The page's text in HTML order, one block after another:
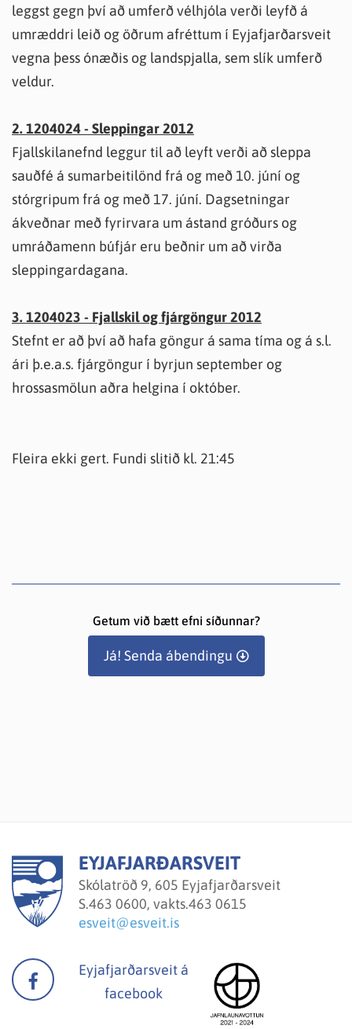
leggst gegn því að umferð vélhjóla verði leyfð á
umræddri leið og öðrum afréttum í Eyjafjarðarsveit
vegna þess ónæðis og landspjalla, sem slík umferð
veldur.
2. 1204024 - Sleppingar 2012
Fjallskilanefnd leggur til að leyft verði að sleppa
sauðfé á sumarbeitilönd frá og með 10. júní og
stórgripum frá og með 17. júní. Dagsetningar
ákveðnar með fyrirvara um ástand gróðurs og
umráðamenn búfjár eru beðnir um að virða
sleppingardagana.
3. 1204023 - Fjallskil og fjárgöngur 2012
Stefnt er að því að hafa göngur á sama tíma og á s.l.
ári þ.e.a.s. fjárgöngur í byrjun september og
hrossasmölun aðra helgina í október.
Fleira ekki gert. Fundi slitið kl. 21:45
Getum við bætt efni síðunnar?
Já! Senda ábendingu
EYJAFJARÐARSVEIT
Skólatröð 9, 605 Eyjafjarðarsveit
S.463 0600, vakts.463 0615
esveit@esveit.is
Eyjafjarðarsveit á
facebook